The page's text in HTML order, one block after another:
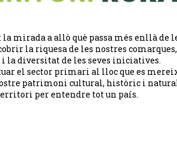
mirada a allò què passa més enllà de
la riquesa de les nostres
i la diversitat de les seves iniciatives.
el sector primari al lloc que es
patrimoni cultural, històric i
per entendre tot un país.